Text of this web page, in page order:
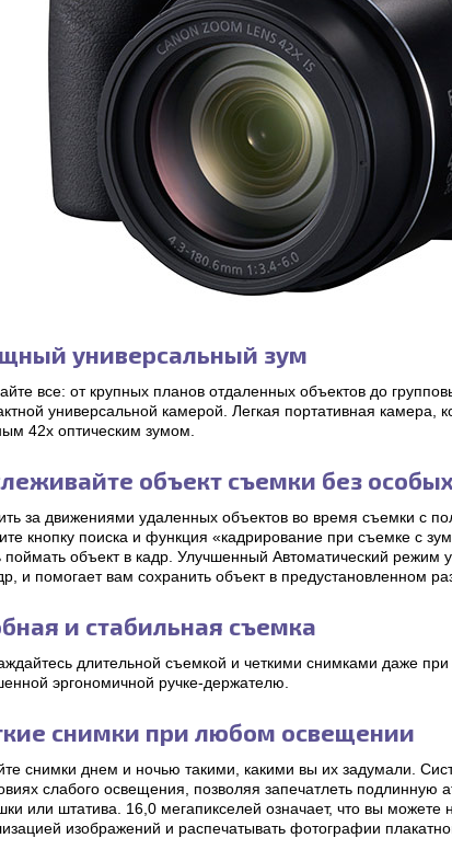
универсальный зум
все: от крупных планов отдаленных объектов до
универсальной камерой. Легкая портативная камера,
42х оптическим зумом.
объект съемки без
за движениями удаленных объектов во время съемки с
кнопку поиска и функция «кадрирование при съемке с
поймать объект в кадр. Улучшенный Автоматический режим
и помогает вам сохранить объект в предустановленном
и стабильная съемка
длительной съемкой и четкими снимками даже
эргономичной ручке-держателю.
снимки при любом освещении
снимки днем и ночью такими, какими вы их задумали.
слабого освещения, позволяя запечатлеть подлинную
или штатива. 16,0 мегапикселей означает, что вы можете
изображений и распечатывать фотографии